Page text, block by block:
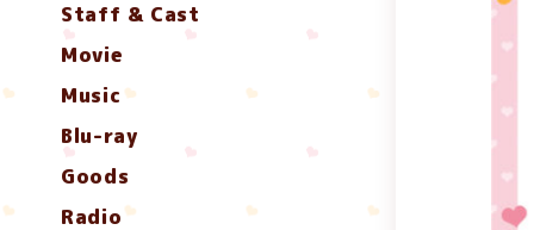
Staff & Cast
Movie
Music
Blu-ray
Goods
Radio